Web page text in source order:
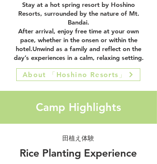
Stay at a hot spring resort by Hoshino
Resorts, surrounded by the nature of Mt.
Bandai.
After arrival, enjoy free time at your own
pace, whether in the onsen or within the
hotel.Unwind as a family and reflect on the
day’s experiences in a calm, relaxing setting.
About 「Hoshino Resorts」
Camp Highlights
田植え体験
Rice Planting Experience